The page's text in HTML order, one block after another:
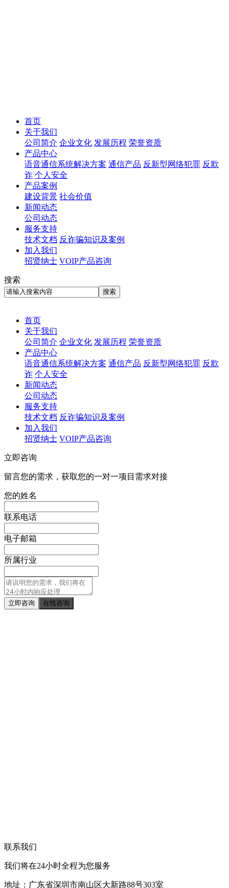
首页
关于我们
公司简介 企业文化 发展历程 荣誉资质
产品中心
语音通信系统解决方案 通信产品 反新型网络犯罪 反欺
诈 个人安全
产品案例
建设背景 社会价值
新闻动态
公司动态
服务支持
技术文档 反诈骗知识及案例
加入我们
招贤纳士 VOIP产品咨询
搜索
首页
关于我们
公司简介 企业文化 发展历程 荣誉资质
产品中心
语音通信系统解决方案 通信产品 反新型网络犯罪 反欺
诈 个人安全
新闻动态
公司动态
服务支持
技术文档 反诈骗知识及案例
加入我们
招贤纳士 VOIP产品咨询
立即咨询
留言您的需求，获取您的一对一项目需求对接
您的姓名
联系电话
电子邮箱
所属行业
联系我们
我们将在24小时全程为您服务
地址：广东省深圳市南山区大新路88号303室